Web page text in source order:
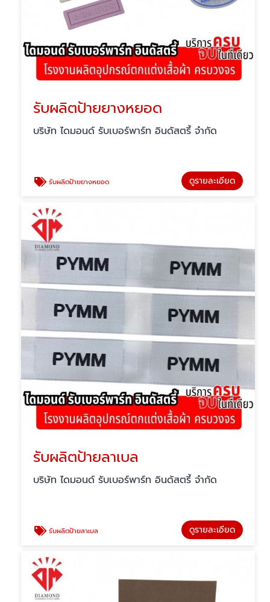
รับผลิตป้ายยางหยอด
บริษัท ไดมอนด์ รับเบอร์พาร์ท อินดัสตรี้ จำกัด
รับผลิตป้ายยางหยอด ดูรายละเอียด
รับผลิตป้ายลาเบล
บริษัท ไดมอนด์ รับเบอร์พาร์ท อินดัสตรี้ จำกัด
รับผลิตป้ายลาเบล ดูรายละเอียด